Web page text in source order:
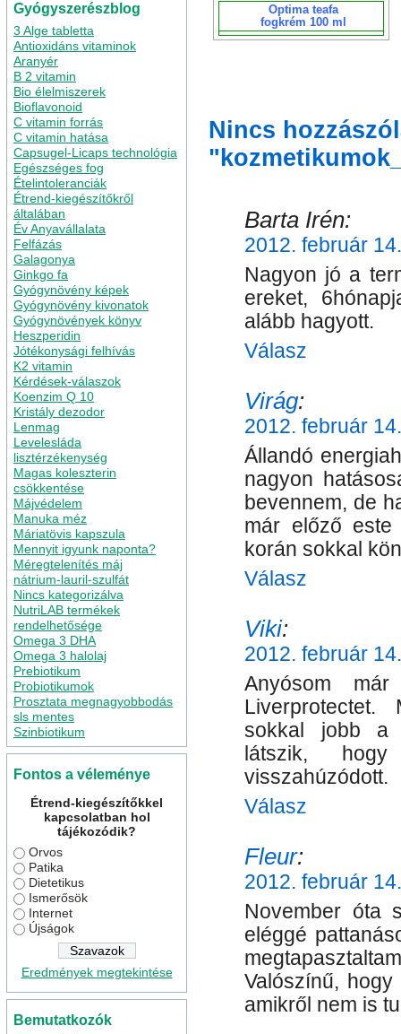
Gyógyszerészblog
3 Alge tabletta
Antioxidáns vitaminok
Aranyér
B 2 vitamin
Bio élelmiszerek
Bioflavonoid
C vitamin forrás
C vitamin hatása
Capsugel-Licaps technológia
Egészséges fog
Ételintoleranciák
Étrend-kiegészítőkről
általában
Év Anyavállalata
Felfázás
Galagonya
Ginkgo fa
Gyógynövény képek
Gyógynövény kivonatok
Gyógynövények könyv
Heszperidin
Jótékonysági felhívás
K2 vitamin
Kérdések-válaszok
Koenzim Q 10
Kristály dezodor
Lenmag
Levelesláda
lisztérzékenység
Magas koleszterin
csökkentése
Májvédelem
Manuka méz
Máriatövis kapszula
Mennyit igyunk naponta?
Méregtelenítés máj
nátrium-lauril-szulfát
Nincs kategorizálva
NutriLAB termékek
rendelhetősége
Omega 3 DHA
Omega 3 halolaj
Prebiotikum
Probiotikumok
Prosztata megnagyobbodás
sls mentes
Szinbiotikum
Fontos a véleménye
Étrend-kiegészítőkkel
kapcsolatban hol
tájékozódik?
Orvos
Patika
Dietetikus
Ismerősök
Internet
Újságok
Eredmények megtekintése
Bemutatkozók
Optima teafa
fogkrém 100 ml
Nincs
Barta Irén:
2012. február
Nagyon jó a
ereket,
alább hagyott.
Válasz
Virág:
2012. február
Állandó
nagyon
bevennem, de
már előző
korán sokkal
Válasz
Viki:
2012. február
Anyósom
Liverprotectet.
sokkal jobb a
látszik,
visszahúzódott.
Válasz
Fleur:
2012. február
November óta
eléggé
Valószínű,
amikről nem is